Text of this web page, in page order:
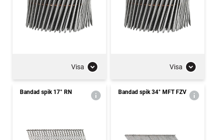
Visa Visa
Bandad spik 17° RN Bandad spik 34° MFT FZV